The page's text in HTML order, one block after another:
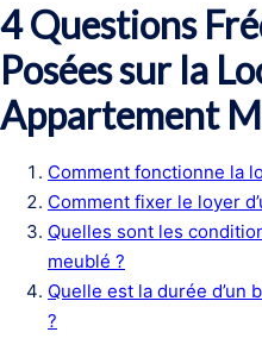
4 Questions
Posées sur la
Appartement
Comment fonctionne la
Comment fixer le loyer
Quelles sont les
meublé ?
Quelle est la durée d’un
?